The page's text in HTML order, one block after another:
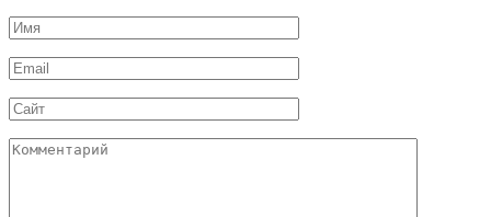
Имя
*
Email
*
Сайт
Комментарий